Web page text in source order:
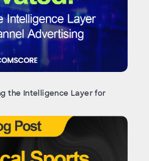
the Intelligence Layer for